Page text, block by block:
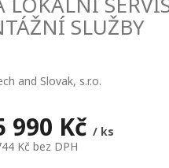
SLUŽBY
and Slovak, s.r.o.
990 Kč / ks
Kč bez DPH